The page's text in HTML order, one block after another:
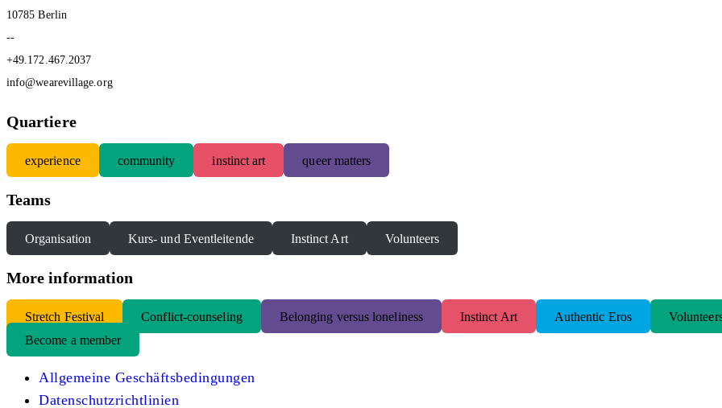
10785 Berlin
--
+49.172.467.2037
info@wearevillage.org
Quartiere
experience community instinct art queer matters
Teams
Organisation Kurs- und Eventleitende Instinct Art Volunteers
More information
Stretch Festival Conflict-counseling Belonging versus loneliness Instinct Art Authentic Eros
Become a member
Allgemeine Geschäftsbedingungen
Datenschutzrichtlinien